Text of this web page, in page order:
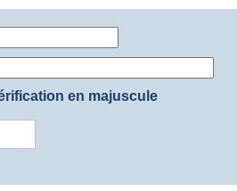
en majuscule